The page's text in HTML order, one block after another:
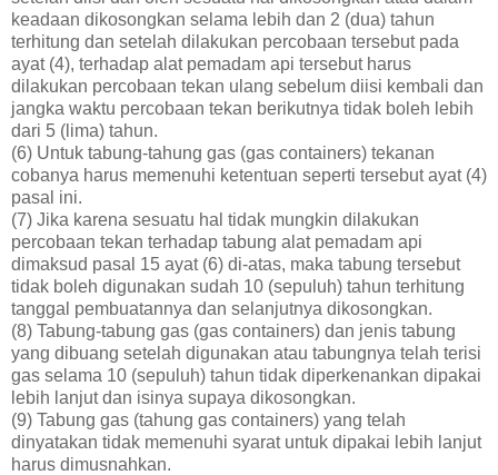
keadaan dikosongkan selama lebih dan 2 (dua) tahun
terhitung dan setelah dilakukan percobaan tersebut pada
ayat (4), terhadap alat pemadam api tersebut harus
dilakukan percobaan tekan ulang sebelum diisi kembali dan
jangka waktu percobaan tekan berikutnya tidak boleh lebih
dari 5 (lima) tahun.
(6) Untuk tabung-tahung gas (gas containers) tekanan
cobanya harus memenuhi ketentuan seperti tersebut ayat (4)
pasal ini.
(7) Jika karena sesuatu hal tidak mungkin dilakukan
percobaan tekan terhadap tabung alat pemadam api
dimaksud pasal 15 ayat (6) di-atas, maka tabung tersebut
tidak boleh digunakan sudah 10 (sepuluh) tahun terhitung
tanggal pembuatannya dan selanjutnya dikosongkan.
(8) Tabung-tabung gas (gas containers) dan jenis tabung
yang dibuang setelah digunakan atau tabungnya telah terisi
gas selama 10 (sepuluh) tahun tidak diperkenankan dipakai
lebih lanjut dan isinya supaya dikosongkan.
(9) Tabung gas (tahung gas containers) yang telah
dinyatakan tidak memenuhi syarat untuk dipakai lebih lanjut
harus dimusnahkan.